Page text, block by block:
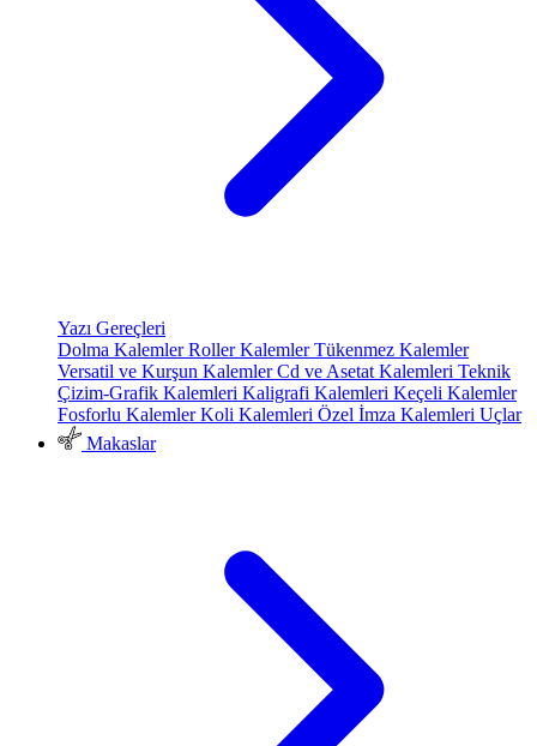
Yazı Gereçleri
Dolma KalemlerRoller KalemlerTükenmez Kalemler
Versatil ve Kurşun KalemlerCd ve Asetat Kalemleri Teknik
Çizim-Grafik Kalemleri Kaligrafi Kalemleri Keçeli Kalemler
Fosforlu KalemlerKoli Kalemleri Özel İmza Kalemleri Uçlar
Makaslar